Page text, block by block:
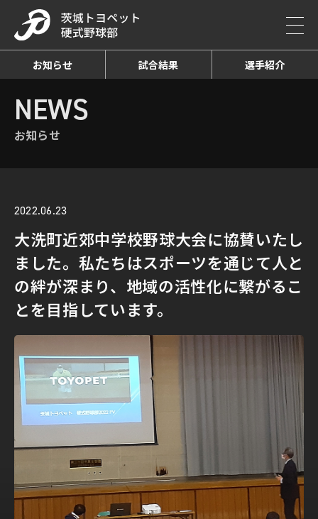
お知らせ 試合結果 選手紹介
HOME お知らせ詳細
NEWS
お知らせ
2022.06.23
大洗町近郊中学校野球大会に協賛いたし
ました。私たちはスポーツを通じて人と
の絆が深まり、地域の活性化に繋がるこ
とを目指しています。